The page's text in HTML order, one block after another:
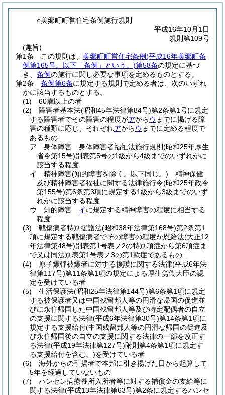
○美郷町町営住宅条例施行規則
平成16年10月1日
規則第109号
(趣旨)
第1条
この規則は、 美郷町町営住宅条例(平成16年美郷町条
例第165号。以下「条例」という。)第58条の規定に基づ
き、 条例の施行に関し必要な事項を定めるものとする。
第2条
条例第6条に規定する規則で定める者は、次のいずれ
かに該当するものとする。
(1)
60歳以上の者
(2)
障害者基本法(昭和45年法律第84号)第2条第1号に規定
する障害者でその障害の程度がアからウ までに掲げる障
害の種類に応じ、それぞれアからウ までに定める程度で
あるもの
ア
身体障害 身体障害者福祉法施行規則 (昭和25年厚生
省令第15号)別表第5号の1級から4級までのいずれかに
該当する程度
イ
精神障害(知的障害を除く。以下同じ。) 精神保健
及び精神障害者福祉に関する法律施行令(昭和25年政令
第155号)第6条第3項に規定する1級から3級までのいず
れかに該当する程度
ウ
知的障害 イに規定する精神障害の程度に相当する
程度
(3)
戦傷病者特別援護法(昭和38年法律第168号)第2条第1
項に規定する戦傷病者でその障害の程度が恩給法(大正12
年法律第48号)別表第1号表ノ2の特別項症から第6項症ま
で又は同法別表第1号表ノ3の第1款症であるもの
(4)
原子爆弾被爆者に対する援護に関する法律(平成6年法
律第117号)第11条第1項の規定による厚生労働大臣の認
定を受けている者
(5)
生活保護法(昭和25年法律第144号)第6条第1項に規定
する被保護者又は中国残留邦人等の円滑な帰国の促進並
びに永住帰国した中国残留邦人等及び特定配偶者の自立
の支援に関する法律(平成6年法律第30号)第14条第1項に
規定する支援給付(中国残留邦人等の円滑な帰国の促進及
び永住帰国後の自立の支援に関する法律の一部を改正す
る法律(平成19年法律第127号)附則第4条第1項に規定す
る支援給付を含む。)を受けている者
(6)
海外からの引揚者で本邦に引き揚げた日から起算して
5年を経過していないもの
(7)
ハンセン病療養所入所者等に対する補償金の支給等に
関する法律(平成13年法律第63号)第2条に規定するハンセ